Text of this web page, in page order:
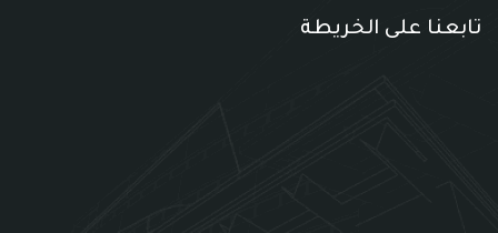
تابعنا على الخريطة